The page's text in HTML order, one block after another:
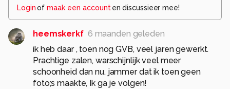
Loginof maak een account en discussieer mee!
heemskerkf 6 maanden geleden
ik heb daar , toen nog GVB, veel jaren gewerkt.
Prachtige zalen, warschijnlijk veel meer
schoonheid dan nu. jammer dat ik toen geen
foto;s maakte, Ik ga je volgen!